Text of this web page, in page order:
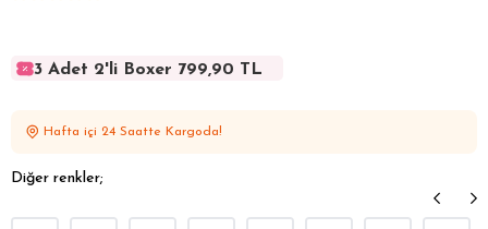
3 Adet 2'li Boxer 799,90 TL
3 Adet 2'li Boxer 799,90 TL
Hafta içi 24 Saatte Kargoda!
Diğer renkler;